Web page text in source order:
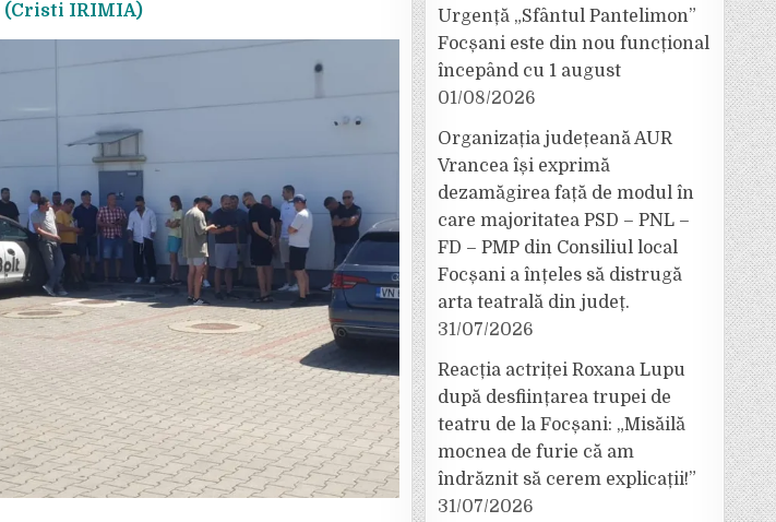
(Cristi IRIMIA)
Urgență „Sfântul Pantelimon”
Focșani este din nou funcțional
începând cu 1 august
01/08/2026
Organizația județeană AUR
Vrancea își exprimă
dezamăgirea față de modul în
care majoritatea PSD – PNL –
FD – PMP din Consiliul local
Focșani a înțeles să distrugă
arta teatrală din județ.
31/07/2026
Reacția actriței Roxana Lupu
după desființarea trupei de
teatru de la Focșani: „Misăilă
mocnea de furie că am
îndrăznit să cerem explicații!”
31/07/2026